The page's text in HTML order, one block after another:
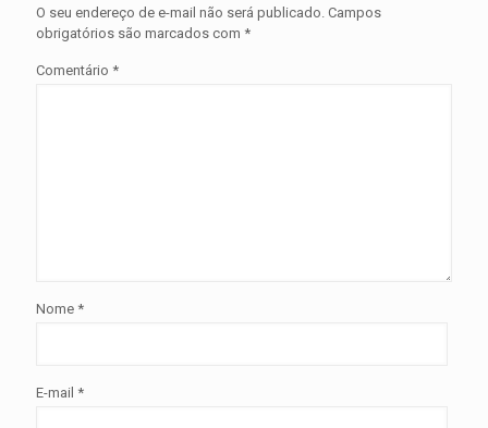
O seu endereço de e-mail não será publicado. Campos
obrigatórios são marcados com *
Comentário *
Nome *
E-mail *